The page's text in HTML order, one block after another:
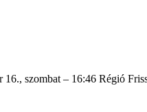
szombat – 16:46 Régió